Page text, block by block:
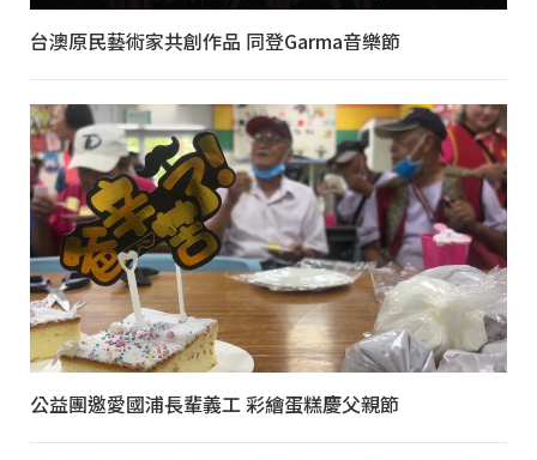
台澳原民藝術家共創作品 同登Garma音樂節
公益團邀愛國浦長輩義工 彩繪蛋糕慶父親節